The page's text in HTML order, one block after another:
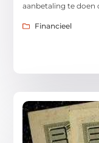
aanbetaling te doen
Financieel